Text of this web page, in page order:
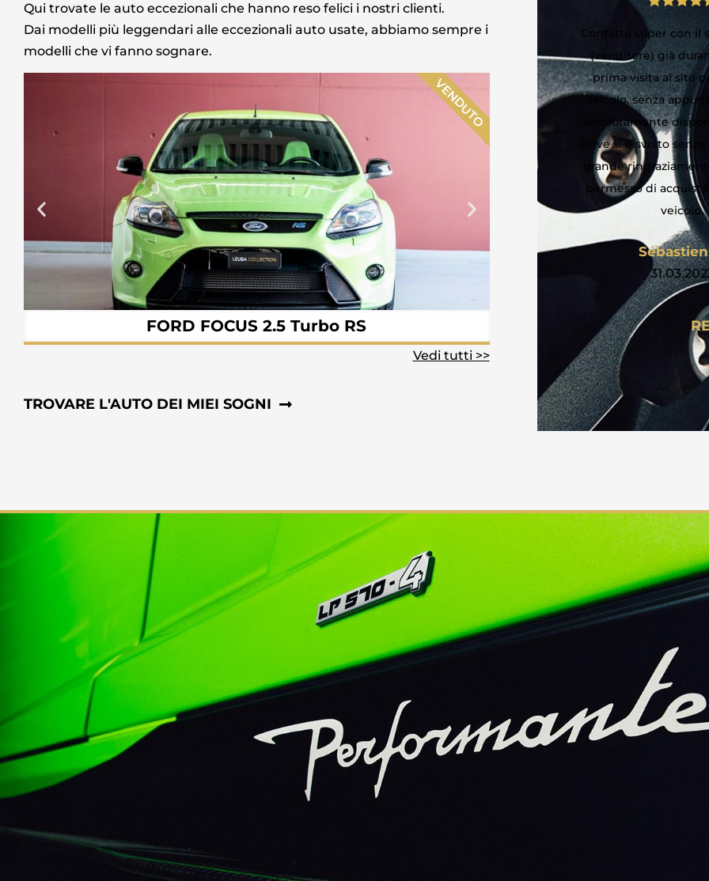
Qui trovate le auto eccezionali che hanno reso felici i nostri clienti.
Dai modelli più leggendari alle eccezionali auto usate, abbiamo sempre i
modelli che vi fanno sognare.
VENDUTO
FORD FOCUS 2.5 Turbo RS AUDI
Vedi tutti >>
TROVARE L'AUTO DEI MIEI SOGNI
in ottime
con fatture,
molto
Ho trovato nella collezione Leuba
un veicolo relativamente raro che
stavo cercando da tempo! La
presentazione dell'auto sono stati
impeccabili. Grazie mille al signor
Gomes.
Norbert S.
19.01.2023
Contatto super con il signor Gomes
(venditore) già durante la nostra
prima visita al sito per vedere il
veicolo, senza appuntamento. Era
assolutamente disponibile e il test
drive si è svolto senza problemi. Un
grande ringraziamento per avermi
permesso di acquistare un ottimo
veicolo.
Sébastien B.
Scelta di auto
condizioni, storia
venditore
competente e
vivamente i loro
Damien
06.03.2023